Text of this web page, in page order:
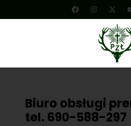
Biuro obsługi
tel. 690-588-297